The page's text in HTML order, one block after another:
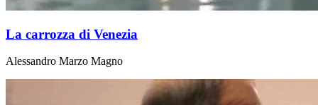
La carrozza di Venezia
Alessandro Marzo Magno